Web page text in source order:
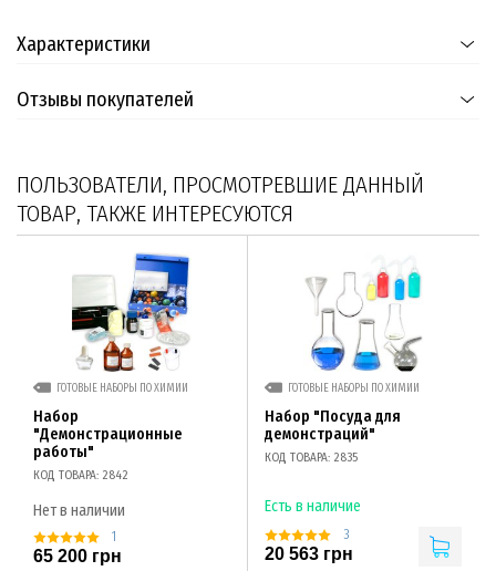
Характеристики
Отзывы покупателей
ПОЛЬЗОВАТЕЛИ, ПРОСМОТРЕВШИЕ ДАННЫЙ
ТОВАР, ТАКЖЕ ИНТЕРЕСУЮТСЯ
ГОТОВЫЕ НАБОРЫ ПО ХИМИИ
Набор
"Демонстрационные
работы"
КОД ТОВАРА: 2842
Нет в наличии
1
65 200 грн
ГОТОВЫЕ НАБОРЫ ПО ХИМИИ
Набор "Посуда для
демонстраций"
КОД ТОВАРА: 2835
Есть в наличие
3
20 563 грн